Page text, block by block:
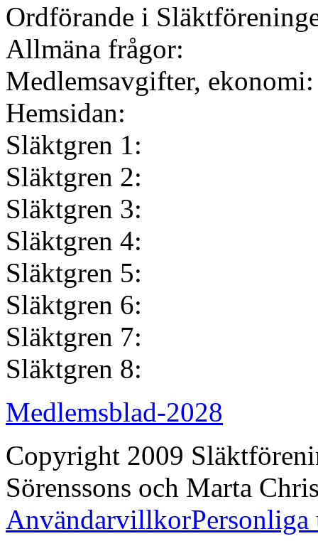
Ordförande i
Allmäna
Medlemsavgifter,
Släktgren
Släktgren
Släktgren
Släktgren
Släktgren
Släktgren
Släktgren
Släktgren
Medlemsblad-2028
Copyright 2009
Sörenssons och Marta
Användarvillkor